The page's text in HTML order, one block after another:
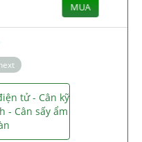
tử - Cân kỹ
- Cân sấy ẩm